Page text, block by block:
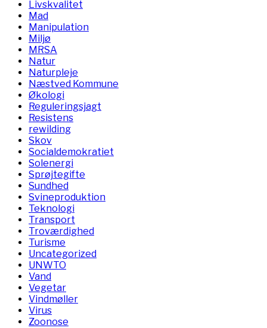
Livskvalitet
Mad
Manipulation
Miljø
MRSA
Natur
Naturpleje
Næstved Kommune
Økologi
Reguleringsjagt
Resistens
rewilding
Skov
Socialdemokratiet
Solenergi
Sprøjtegifte
Sundhed
Svineproduktion
Teknologi
Transport
Troværdighed
Turisme
Uncategorized
UNWTO
Vand
Vegetar
Vindmøller
Virus
Zoonose